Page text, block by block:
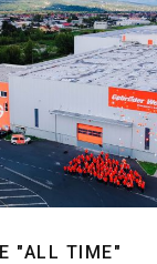
"ALL TIME"